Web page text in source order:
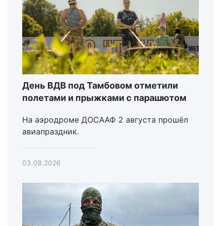
День ВДВ под Тамбовом отметили
полетами и прыжками с парашютом
На аэродроме ДОСААФ 2 августа прошёл
авиапраздник.
03.08.2026